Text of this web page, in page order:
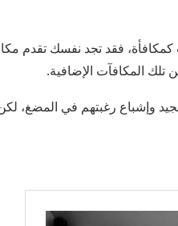
كمكافأة، فقد تجد نفسك تقدم
تلك المكافآت الإضافية.
وإشباع رغبتهم في المضغ،